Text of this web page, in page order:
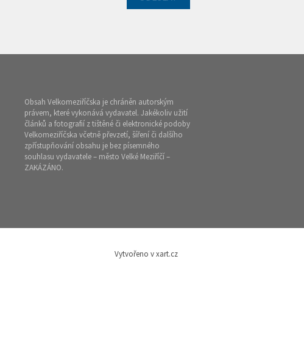
Obsah Velkomeziříčska je chráněn autorským
právem, které vykonává vydavatel. Jakékoliv užití
článků a fotografií z tištěné či elektronické podoby
Velkomeziříčska včetně převzetí, šíření či dalšího
zpřístupňování obsahu je bez písemného
souhlasu vydavatele – město Velké Meziříčí –
ZAKÁZÁNO.
Vytvořeno v xart.cz